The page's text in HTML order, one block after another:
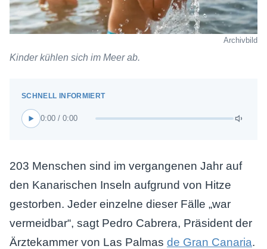
Archivbild
Kinder kühlen sich im Meer ab.
0:00 / 0:00
203 Menschen sind im vergangenen Jahr auf
den Kanarischen Inseln aufgrund von Hitze
gestorben. Jeder einzelne dieser Fälle „war
vermeidbar“, sagt Pedro Cabrera, Präsident der
Ärztekammer von Las Palmas de Gran Canaria.